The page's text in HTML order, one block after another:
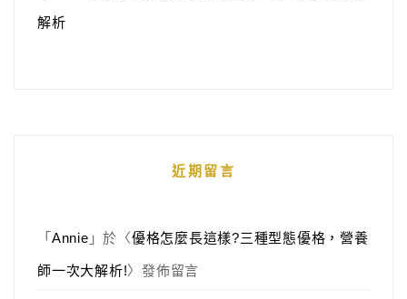
解析
近期留言
「 Annie 」於〈優格怎麼長這樣?三種型態優格，營養
師一次大解析!〉發佈留言